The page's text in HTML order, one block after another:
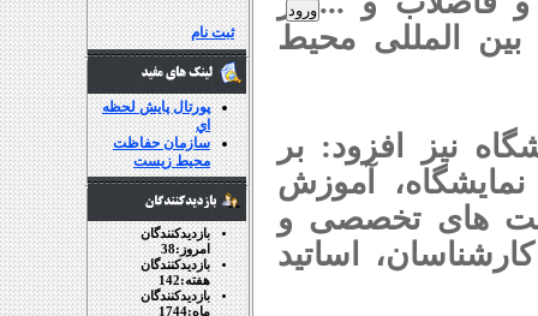
بین المللی محیط
نیز افزود: بر
آموزش
های تخصصی و
اساتید
ثبت نام
پورتال پايش لحظه
اي
سازمان حفاظت
محيط زيست
بازديدکنندگان
امروز:38
بازديدکنندگان
هفته:142
بازديدکنندگان
ماه:1744